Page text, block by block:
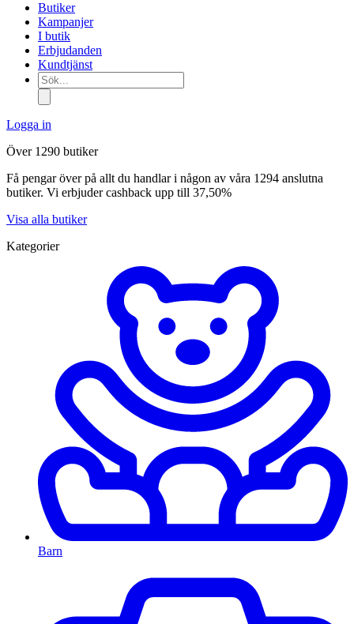
Butiker
Kampanjer
I butik
Erbjudanden
Kundtjänst
Sök...
Logga in
Över 1290 butiker
Få pengar över på allt du handlar i någon av våra 1294 anslutna
butiker. Vi erbjuder cashback upp till 37,50%
Visa alla butiker
Kategorier
Barn